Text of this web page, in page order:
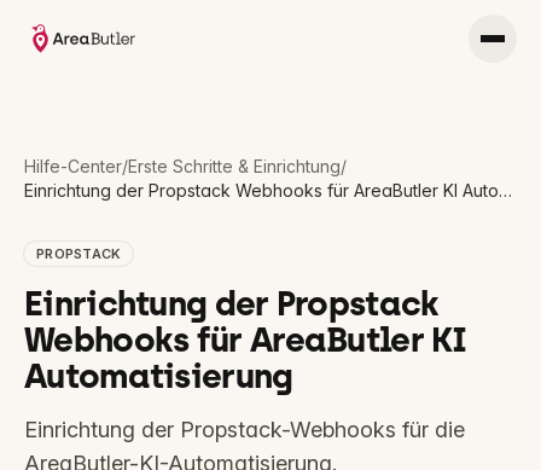
Hilfe-Center/Erste Schritte & Einrichtung/
Einrichtung der Propstack Webhooks für AreaButler KI Automatisierung
PROPSTACK
Einrichtung der Propstack
Webhooks für AreaButler KI
Automatisierung
Einrichtung der Propstack-Webhooks für die
AreaButler-KI-Automatisierung.